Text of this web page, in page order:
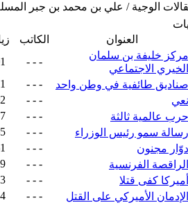
الوجية / علي بن محمد بن جبر
العنوان الكاتب
مركز خليفة بن سلمان
الخيري الاجتماعي
- - -
صناديق طائفية في وطن واحد - - -
نعي - - -
حرب عالمية ثالثة - - -
رسالة سمو رئيس الوزراء - - -
دوّار مجنون - - -
الراقصة الفرنسية - - -
أميركا كفى قتلا - - -
الإدمان الأميركي على القتل - - -